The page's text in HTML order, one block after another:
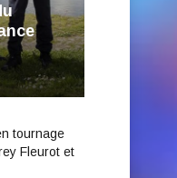
tournage
Fleurot et